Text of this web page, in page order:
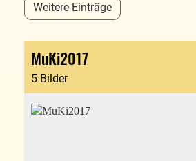
Weitere Einträge
MuKi2017
5 Bilder